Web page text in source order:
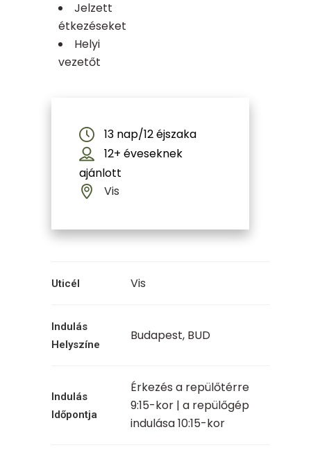
Jelzett
étkezéseket
Helyi
vezetőt
13 nap/12 éjszaka
12+ éveseknek
ajánlott
Vis
Uticél Vis
Indulás
Helyszíne
Budapest, BUD
Indulás
Időpontja
Érkezés a repülőtérre
9:15-kor | a repülőgép
indulása 10:15-kor